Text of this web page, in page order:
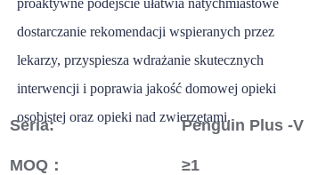
dostarczanie rekomendacji wspieranych przez
lekarzy, przyspiesza wdrażanie skutecznych
interwencji i poprawia jakość domowej opieki
osobistej oraz opieki nad zwierzętami.
Seria: Penguin Plus -V
MOQ： ≥1